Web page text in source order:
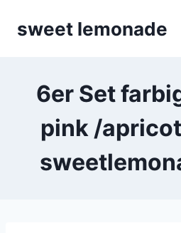
sweet lemonade
6er Set
pink /apricot